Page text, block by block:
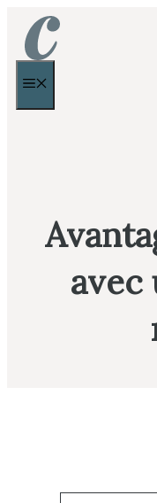
Aller
avec